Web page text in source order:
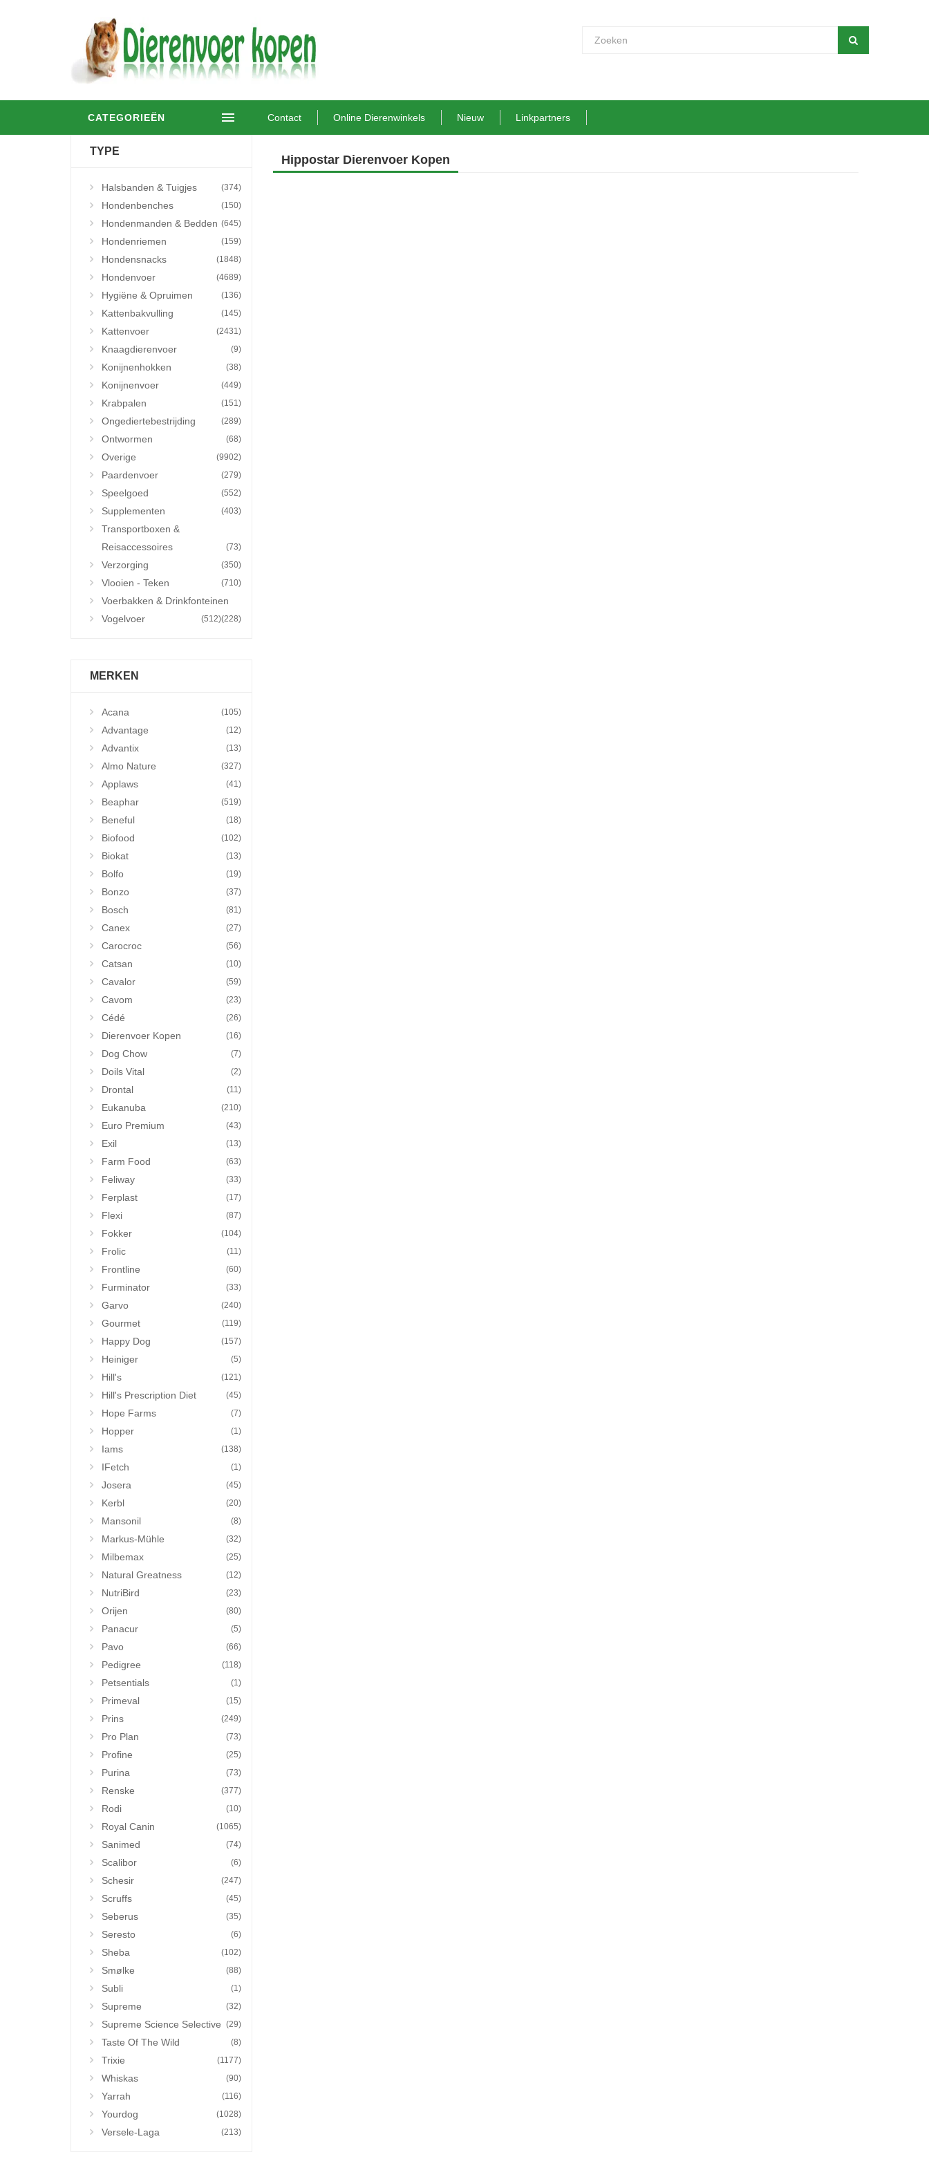
CATEGORIEËN Contact Online Dierenwinkels Nieuw Linkpartners
TYPE
Halsbanden & Tuigjes (374)
Hondenbenches (150)
Hondenmanden & Bedden (645)
Hondenriemen (159)
Hondensnacks (1848)
Hondenvoer (4689)
Hygiëne & Opruimen (136)
Kattenbakvulling (145)
Kattenvoer (2431)
Knaagdierenvoer (9)
Konijnenhokken (38)
Konijnenvoer (449)
Krabpalen (151)
Ongediertebestrijding (289)
Ontwormen (68)
Overige (9902)
Paardenvoer (279)
Speelgoed (552)
Supplementen (403)
Transportboxen &
Reisaccessoires
(73)
Verzorging (350)
Vlooien - Teken (710)
Voerbakken & Drinkfonteinen
(228)
Vogelvoer (512)
MERKEN
Acana (105)
Advantage (12)
Advantix (13)
Almo Nature (327)
Applaws (41)
Beaphar (519)
Beneful (18)
Biofood (102)
Biokat (13)
Bolfo (19)
Bonzo (37)
Bosch (81)
Canex (27)
Carocroc (56)
Catsan (10)
Cavalor (59)
Cavom (23)
Cédé (26)
Dierenvoer Kopen (16)
Dog Chow (7)
Doils Vital (2)
Drontal (11)
Eukanuba (210)
Euro Premium (43)
Exil (13)
Farm Food (63)
Feliway (33)
Ferplast (17)
Flexi (87)
Fokker (104)
Frolic (11)
Frontline (60)
Furminator (33)
Garvo (240)
Gourmet (119)
Happy Dog (157)
Heiniger (5)
Hill's (121)
Hill's Prescription Diet (45)
Hope Farms (7)
Hopper (1)
Iams (138)
IFetch (1)
Josera (45)
Kerbl (20)
Mansonil (8)
Markus-Mühle (32)
Milbemax (25)
Natural Greatness (12)
NutriBird (23)
Orijen (80)
Panacur (5)
Pavo (66)
Pedigree (118)
Petsentials (1)
Primeval (15)
Prins (249)
Pro Plan (73)
Profine (25)
Purina (73)
Renske (377)
Rodi (10)
Royal Canin (1065)
Sanimed (74)
Scalibor (6)
Schesir (247)
Scruffs (45)
Seberus (35)
Seresto (6)
Sheba (102)
Smølke (88)
Subli (1)
Supreme (32)
Supreme Science Selective (29)
Taste Of The Wild (8)
Trixie (1177)
Whiskas (90)
Yarrah (116)
Yourdog (1028)
Versele-Laga (213)
Hippostar Dierenvoer Kopen